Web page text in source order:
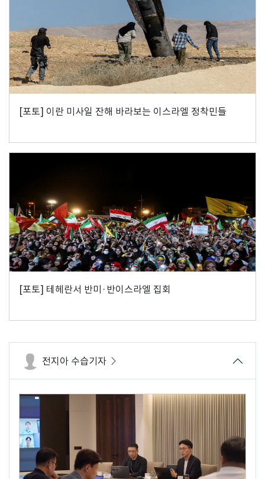
[포토] 이란 미사일 잔해 바라보는 이스라엘 정착민들
[포토] 테헤란서 반미·반이스라엘 집회
전지아 수습기자